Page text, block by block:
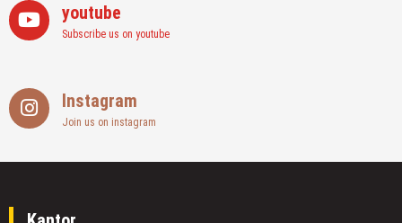
youtube
Subscribe us on youtube
Instagram
Join us on instagram